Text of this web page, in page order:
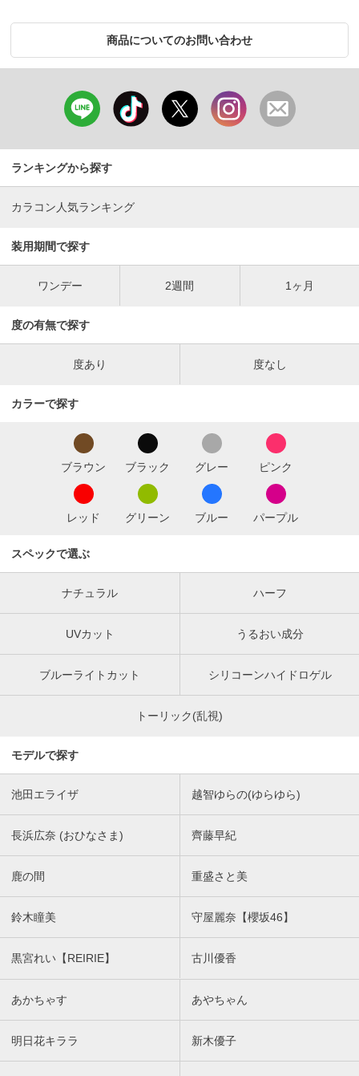
商品についてのお問い合わせ
ランキングから探す
カラコン人気ランキング
装用期間で探す
ワンデー 2週間 1ヶ月
度の有無で探す
度あり 度なし
カラーで探す
ブラウン ブラック グレー ピンク
レッド グリーン ブルー パープル
スペックで選ぶ
ナチュラル ハーフ
UVカット うるおい成分
ブルーライトカット シリコーンハイドロゲル
トーリック(乱視)
モデルで探す
池田エライザ 越智ゆらの(ゆらゆら)
長浜広奈 (おひなさま) 齊藤早紀
鹿の間 重盛さと美
鈴木瞳美 守屋麗奈【櫻坂46】
黒宮れい【REIRIE】 古川優香
あかちゃす あやちゃん
明日花キララ 新木優子